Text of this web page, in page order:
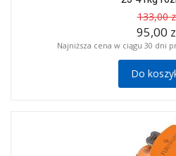
133,00
95,00
Najniższa cena w ciągu 30 dni
Do